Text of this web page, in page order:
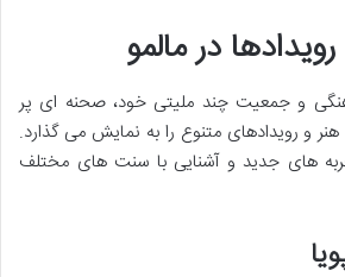
در مالمو
و جمعیت چند ملیتی خود، صحنه ای پر
و رویدادهای متنوع را به نمایش می گذارد.
های جدید و آشنایی با سنت های مختلف